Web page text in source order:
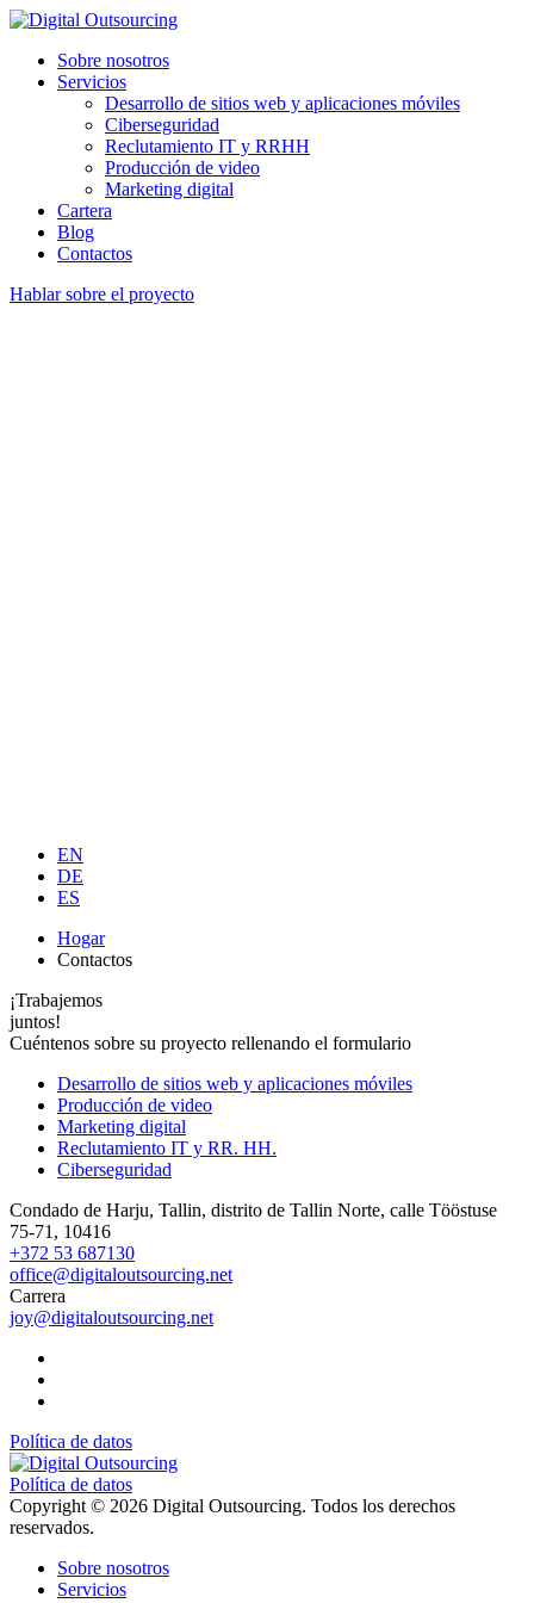
Sobre nosotros
Servicios
Desarrollo de sitios web y aplicaciones móviles
Ciberseguridad
Reclutamiento IT y RRHH
Producción de video
Marketing digital
Cartera
Blog
Contactos
Hablar sobre el proyecto
EN
DE
ES
Hogar
Contactos
¡Trabajemos
juntos!
Cuéntenos sobre su proyecto rellenando el formulario
Desarrollo de sitios web y aplicaciones móviles
Producción de video
Marketing digital
Reclutamiento IT y RR. HH.
Ciberseguridad
Condado de Harju, Tallin, distrito de Tallin Norte, calle Tööstuse
75-71, 10416
+372 53 687130
office@digitaloutsourcing.net
Carrera
joy@digitaloutsourcing.net
Política de datos
Política de datos
Copyright © 2026 Digital Outsourcing. Todos los derechos
reservados.
Sobre nosotros
Servicios